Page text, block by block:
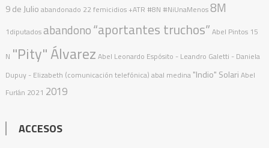
9 de Julio abandonado 22 femicidios +ATR #8N #NiUnaMenos8M
1diputadosabandono“aportantes truchos” Abel Pintos 15
N "Pity" Álvarez Abel Leonardo Espósito - Leandro Galetti - Daniela
Dupuy - Elizabeth (comunicación telefónica) abal medina "Indio" Solari Abel
Furlán 2021 2019
ACCESOS